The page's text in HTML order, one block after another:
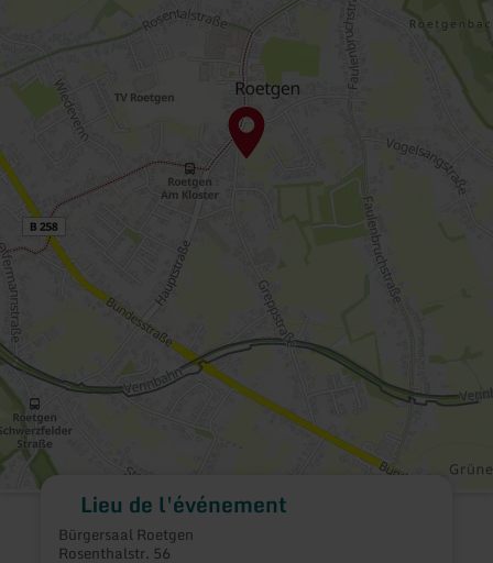
Lieu de l'événement
Bürgersaal Roetgen
Rosenthalstr. 56